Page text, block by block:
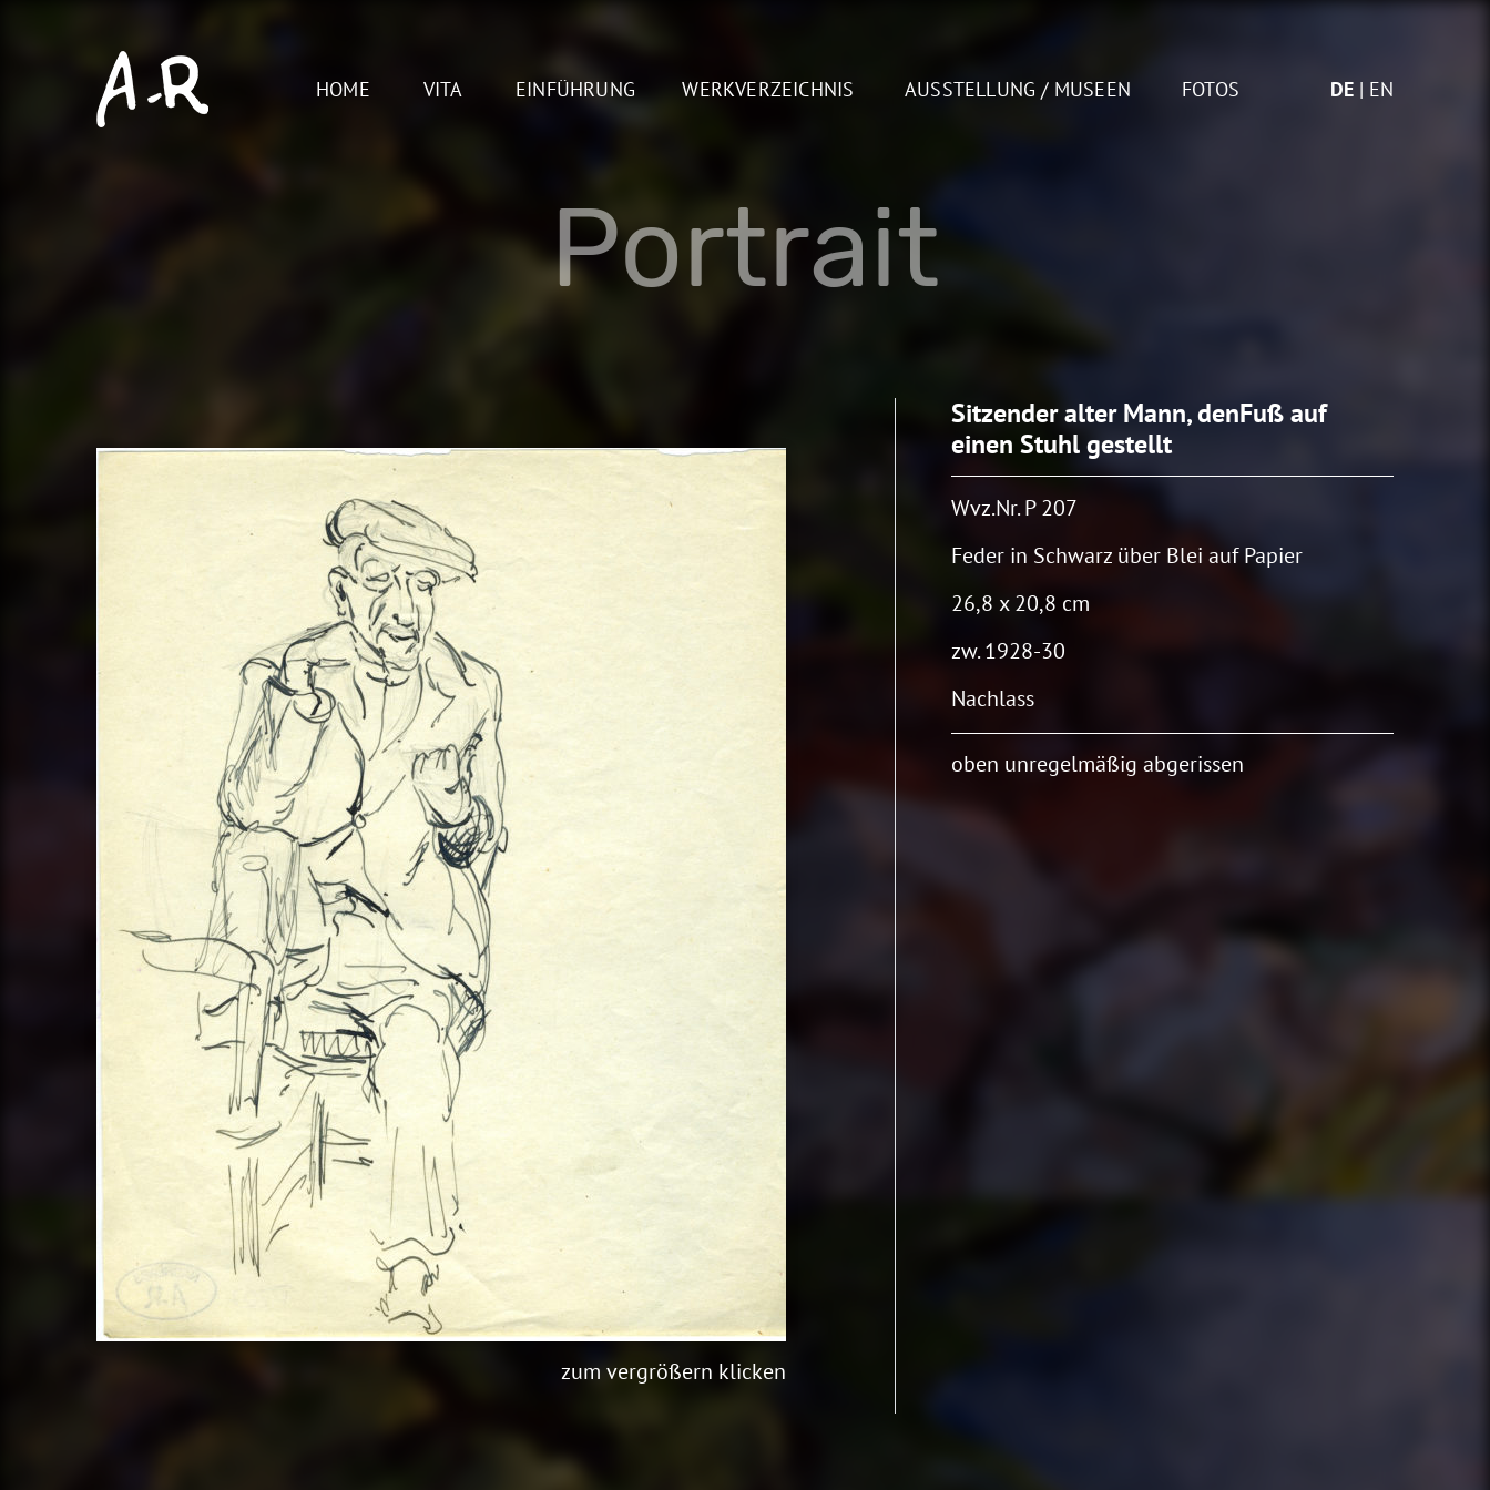
HOME VITA EINFÜHRUNG WERKVERZEICHNIS AUSSTELLUNG / MUSEEN FOTOS DE EN
Portrait
zum vergrößern klicken
Sitzender alter Mann, denFuß auf
einen Stuhl gestellt
Wvz.Nr. P 207
Feder in Schwarz über Blei auf Papier
26,8 x 20,8 cm
zw. 1928-30
Nachlass
oben unregelmäßig abgerissen